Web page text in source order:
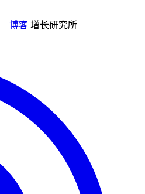
博客 增长研究所